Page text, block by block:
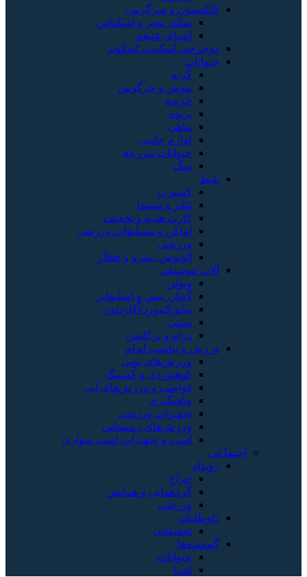
کلکسیون و سرگرمی
سکه، تمبر و اسکناس
اشیای عتیقه
دوچرخه، اسکیت، اسکوتر
حیوانات
گربه
موش و خرگوش
خزنده
پرنده
ماهی
لوازم جانبی
حیوانات مزرعه
سگ
بلیط
کنسرت
تئاتر و سینما
کارت هدیه و تخفیف
اماکن و مسابقات ورزشی
ورزشی
اتوبوس، مترو و قطار
آلات موسیقی
ویولن
گیتار، بیس و امپلیفایر
پیانو/کیبورد/آکاردئون
سنتی
درام و پرکاشن
ورزش و تناسب اندام
ورزش‌های توپی
کوهنوردی و کمپینگ
غواصی و ورزش‌های آبی
ماهیگیری
تجهیزات ورزشی
ورزش‌های زمستانی
اسب و تجهیزات اسب سواری
اجتماعی
رویداد
حراج
گردهمایی و همایش
ورزشی
داوطلبانه
تحقیقاتی
گم‌شده‌ها
حیوانات
اشیا